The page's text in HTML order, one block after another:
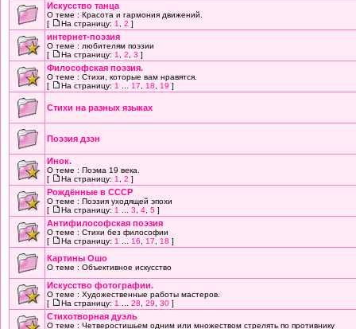
Искусство танца
О теме : Красота и гармония движений.
[
На страницу: 1 2 ]
интернет-поэзия
О теме : любителям поэзии
[
На страницу: 1 2 3 ]
Философская поэзия.
О теме : Стихи, которые вам нравятся.
[
На страницу: 1 17 18 19 ]
Стихи на разных языках
Поэзия дзэн
Инок.
О теме : Поэма 19 века.
[
На страницу: 1 2 ]
Рождённые в СССР
О теме : Поэзия уходящей эпохи
[
На страницу: 1 3 4 5 ]
Антифилософская поэзия
О теме : Стихи без философии
[
На страницу: 1 16 17 18 ]
Картины Ошо
О теме : Объективное искусство
Искусство фотографии.
О теме : Художественные работы мастеров.
[
На страницу: 1 28 29 30 ]
Стихотворная дуэль
О теме : Четверостишьем одним или множеством стрелять по противнику